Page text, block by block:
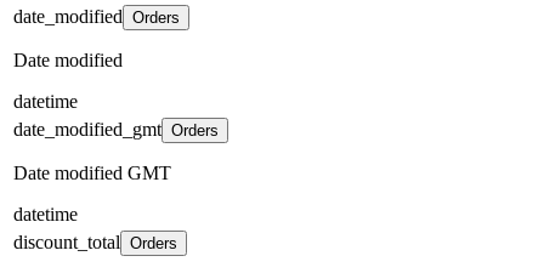
date_modified Orders
Date modified
datetime
date_modified_gmt Orders
Date modified GMT
datetime
discount_total Orders